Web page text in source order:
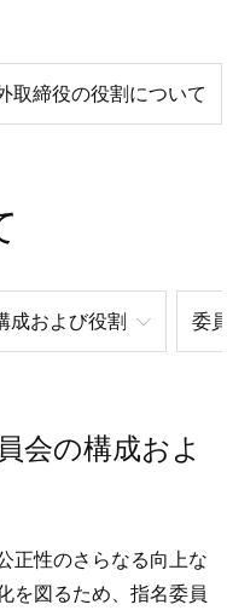
取締役の役割について
成および役割 委
会の構成およ
正性のさらなる向上な
を図るため、指名委員